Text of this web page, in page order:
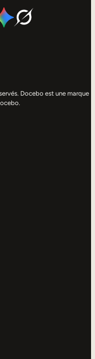
Docebo est une marque